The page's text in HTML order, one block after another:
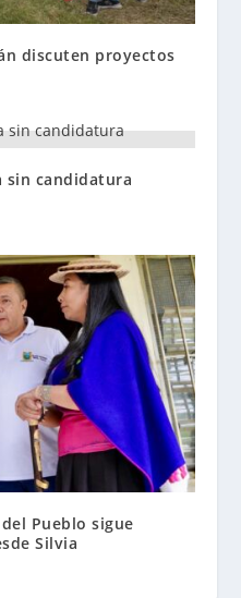
discuten proyectos
sin candidatura
Pueblo sigue
Silvia